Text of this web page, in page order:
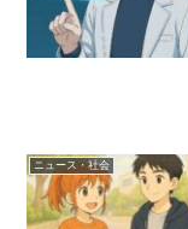
ニュース・社会